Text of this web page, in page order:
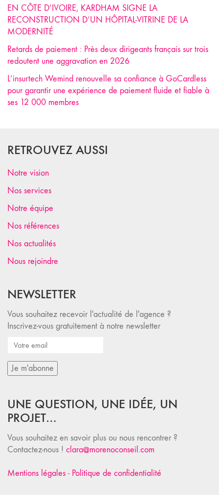
EN CÔTE D’IVOIRE, KARDHAM SIGNE LA
RECONSTRUCTION D’UN HÔPITAL-VITRINE DE LA
MODERNITÉ
Retards de paiement : Près deux dirigeants français sur trois
redoutent une aggravation en 2026
L’insurtech Wemind renouvelle sa confiance à GoCardless
pour garantir une expérience de paiement fluide et fiable à
ses 12 000 membres
RETROUVEZ AUSSI
Notre vision
Nos services
Notre équipe
Nos références
Nos actualités
Nous rejoindre
NEWSLETTER
Vous souhaitez recevoir l'actualité de l'agence ?
Inscrivez-vous gratuitement à notre newsletter
UNE QUESTION, UNE IDÉE, UN
PROJET…
Vous souhaitez en savoir plus ou nous rencontrer ?
Contactez-nous ! clara@morenoconseil.com
Mentions légales - Politique de confidentialité